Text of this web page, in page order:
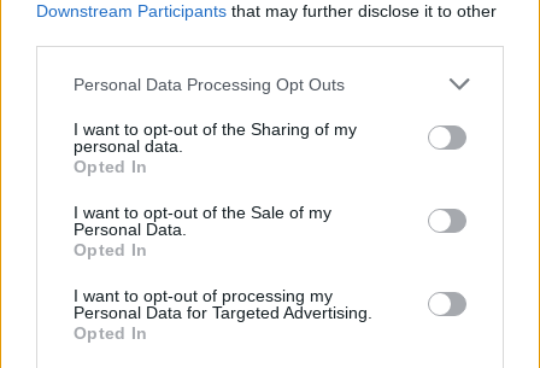
Downstream Participants that may further disclose it to other
Personal Data Processing Opt Outs
I want to opt-out of the Sharing of my
personal data.
Opted In
I want to opt-out of the Sale of my
Personal Data.
Opted In
I want to opt-out of processing my
Personal Data for Targeted Advertising.
Opted In